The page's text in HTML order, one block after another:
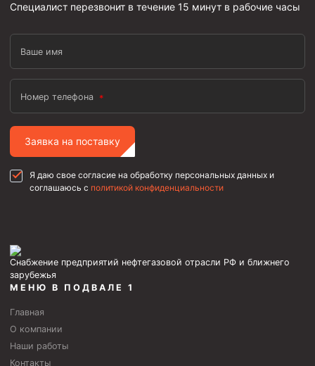
Специалист перезвонит в течение 15 минут в рабочие часы
Ваше имя
Номер телефона
Заявка на поставку
Я даю свое согласие на обработку персональных данных и
соглашаюсь с политикой конфиденциальности
Снабжение предприятий нефтегазовой отрасли РФ и ближнего
зарубежья
МЕНЮ В ПОДВАЛЕ 1
Главная
О компании
Наши работы
Контакты